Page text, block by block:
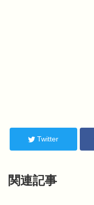
Twitter
関連記事